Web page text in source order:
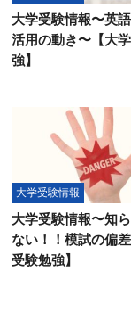
大学受験情報〜英
活用の動き〜【大
強】
大学受験情報
大学受験情報〜知
ない！！模試の偏
受験勉強】